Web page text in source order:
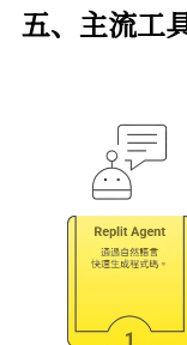
五、主流工